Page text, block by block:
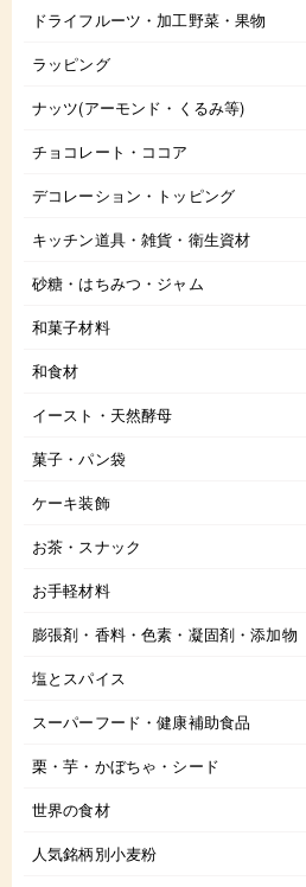
ドライフルーツ・加工野菜・果物
ラッピング
ナッツ(アーモンド・くるみ等)
チョコレート・ココア
デコレーション・トッピング
キッチン道具・雑貨・衛生資材
砂糖・はちみつ・ジャム
和菓子材料
和食材
イースト・天然酵母
菓子・パン袋
ケーキ装飾
お茶・スナック
お手軽材料
膨張剤・香料・色素・凝固剤・添加物
塩とスパイス
スーパーフード・健康補助食品
栗・芋・かぼちゃ・シード
世界の食材
人気銘柄別小麦粉